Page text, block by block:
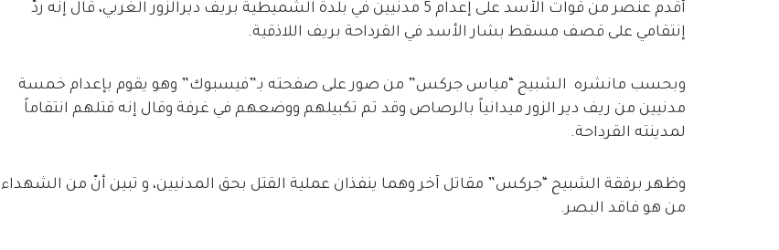
أقدم عنصر من قوات الأسد على إعدام 5 مدنيين في بلدة الشميطية بريف ديرالزور الغربي، قال إنه ردّ
إنتقامي على قصف مسقط بشار الأسد في القرداحة بريف اللاذقية.
وبحسب مانشره الشبيح “مياس جركس” من صور على صفحته بـ”فيسبوك” وهو يقوم بإعدام خمسة
مدنيين من ريف دير الزور ميدانياً بالرصاص وقد تم تكبيلهم ووضعهم في غرفة وقال إنه قتلهم انتقاماً
لمدينته القرداحة.
وظهر برفقة الشبيح “جركس” مقاتل آخر وهما ينفذان عملية القتل بحق المدنيين، و تبين أنّ من الشهداء
من هو فاقد البصر.